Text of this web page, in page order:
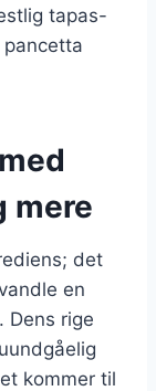
tapas-
mere
det
en
rige
kommer til